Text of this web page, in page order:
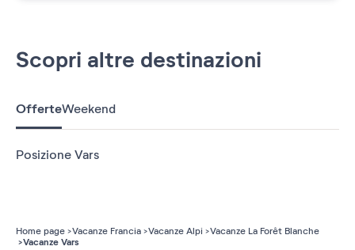
Scopri altre destinazioni
OfferteWeekend
Posizione Vars
Home page Vacanze Francia Vacanze Alpi Vacanze La Forêt Blanche
Vacanze Vars